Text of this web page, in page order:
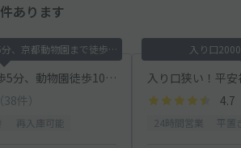
件あります
京都平安神宮まで徒歩5分、京都動物園まで徒歩10分
大西宅平安神宮徒歩5分、動物園徒歩10分駐車場
（38件）
入り口
入り口狭い！平
4.7